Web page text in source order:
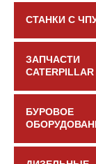
СТАНКИ С
ЗАПЧАСТИ
CATERPILLAR
БУРОВОЕ